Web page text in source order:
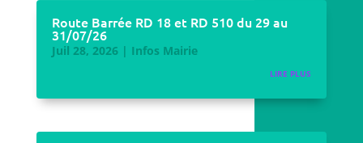
Route Barrée RD 18 et RD 510 du 29 au
31/07/26
Juil 28, 2026| Infos Mairie
LIRE PLUS